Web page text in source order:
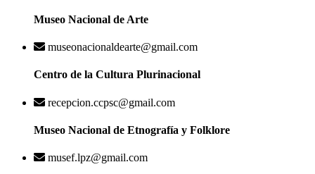
Museo Nacional de Arte
museonacionaldearte@gmail.com
Centro de la Cultura Plurinacional
recepcion.ccpsc@gmail.com
Museo Nacional de Etnografía y Folklore
musef.lpz@gmail.com